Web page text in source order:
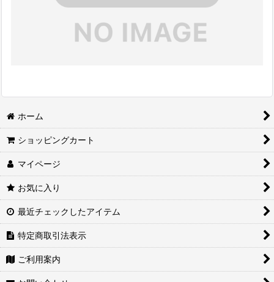
ホーム
ショッピングカート
マイページ
お気に入り
最近チェックしたアイテム
特定商取引法表示
ご利用案内